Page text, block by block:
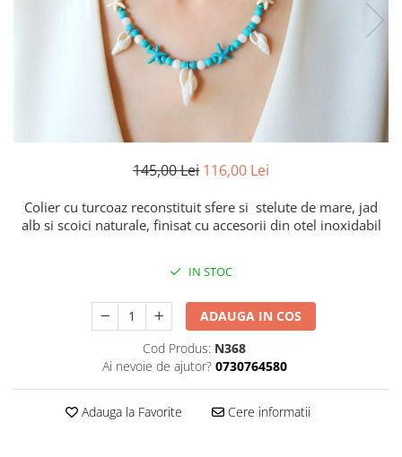
145,00 Lei 116,00 Lei
Colier cu turcoaz reconstituit sfere si stelute de mare, jad
alb si scoici naturale, finisat cu accesorii din otel inoxidabil
IN STOC
ADAUGA IN COS
Cod Produs: N368
Ai nevoie de ajutor? 0730764580
Adauga la Favorite Cere informatii